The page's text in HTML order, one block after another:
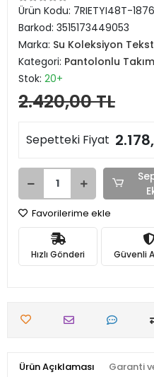
Ürün Kodu: 7RIETYI48T-1876
Barkod: 3515173449053
Marka: Su Koleksiyon
Kategori: Pantolonlu
Stok: 20+
2.420,00 TL
Sepetteki Fiyat
Favorilerime ekle
Hızlı Gönderi Güvenli
Ürün Açıklaması Garanti